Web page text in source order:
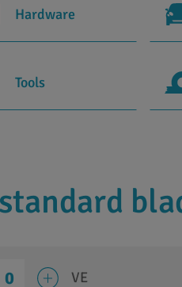
Hardware
Tools
VE